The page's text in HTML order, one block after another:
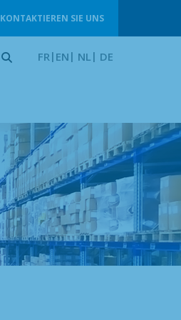
KONTAKTIEREN SIE UNS
FR EN NL DE